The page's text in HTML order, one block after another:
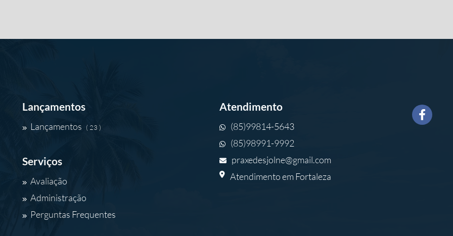
Lançamentos
Lançamentos ( 23 )
Serviços
Avaliação
Administração
Perguntas Frequentes
Atendimento
(85)99814-5643
(85)98991-9992
praxedesjolne@gmail.com
Atendimento em Fortaleza